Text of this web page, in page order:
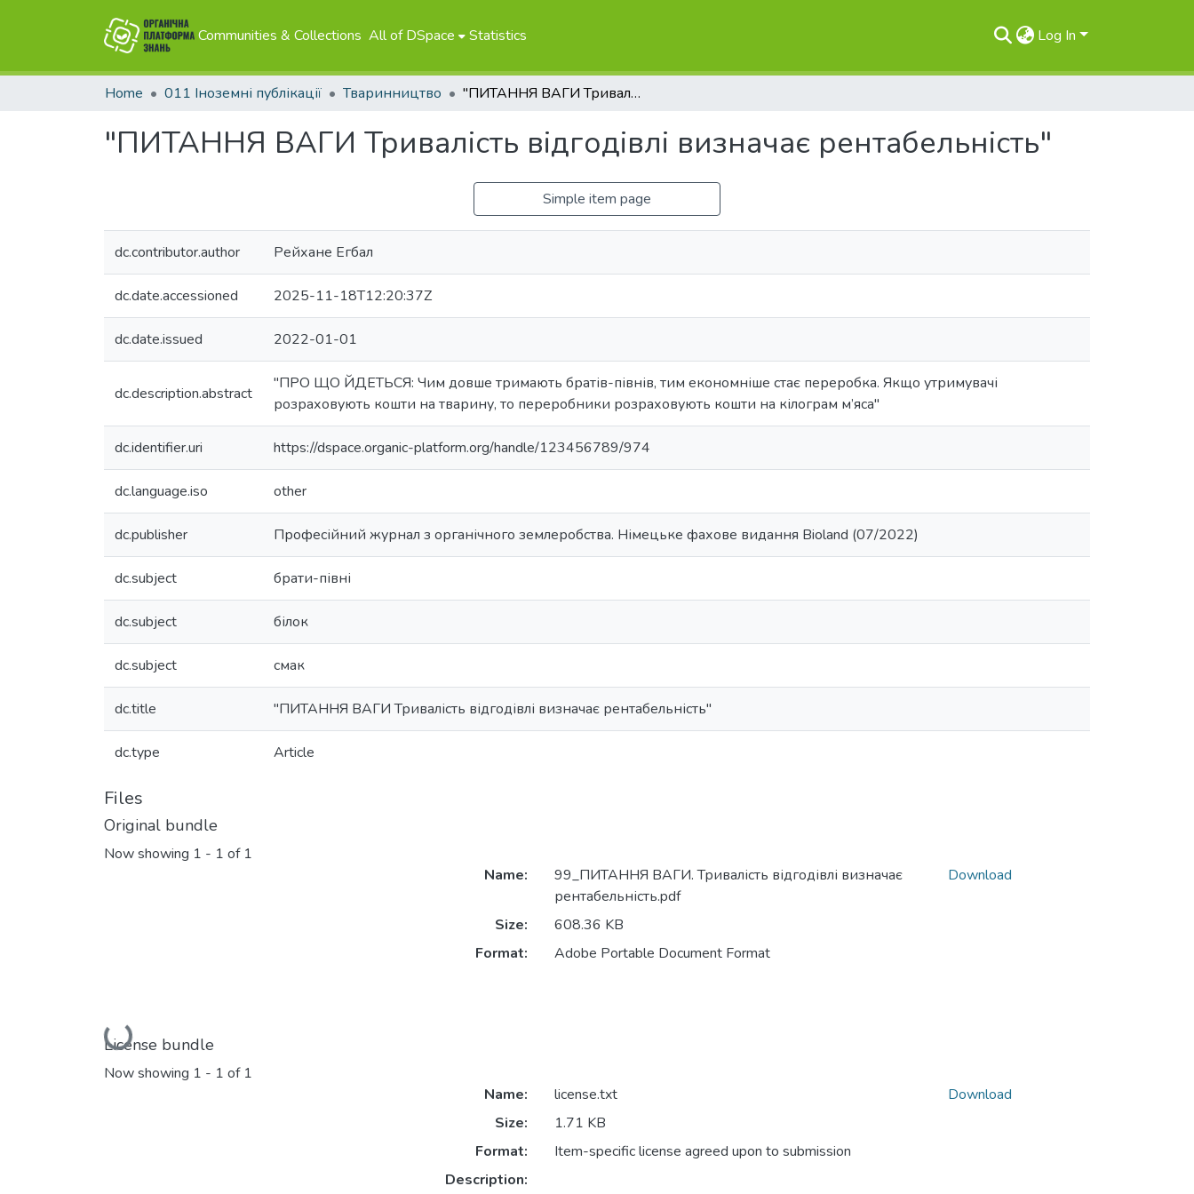
Communities & Collections All of DSpace Statistics Log In
Home 011 Іноземні публікації Тваринництво "ПИТАННЯ ВАГИ Тривалість відгодівлі визначає рентабельність"
"ПИТАННЯ ВАГИ Тривалість відгодівлі визначає рентабельність"
Simple item page
dc.contributor.author Рейхане Егбал
dc.date.accessioned 2025-11-18T12:20:37Z
dc.date.issued 2022-01-01
dc.description.abstract
"ПРО ЩО ЙДЕТЬСЯ: Чим довше тримають братів-півнів, тим економніше стає переробка. Якщо утримувачі
розраховують кошти на тварину, то переробники розраховують кошти на кілограм м’яса"
dc.identifier.uri https://dspace.organic-platform.org/handle/123456789/974
dc.language.iso other
dc.publisher Професійний журнал з органічного землеробства. Німецьке фахове видання Bioland (07/2022)
dc.subject брати-півні
dc.subject білок
dc.subject смак
dc.title "ПИТАННЯ ВАГИ Тривалість відгодівлі визначає рентабельність"
dc.type Article
Files
Original bundle
Now showing 1 - 1 of 1
Loading...
Name:
99_ПИТАННЯ ВАГИ. Тривалість відгодівлі визначає
рентабельність.pdf
Size:
608.36 KB
Format:
Adobe Portable Document Format
Download
License bundle
Now showing 1 - 1 of 1
Name:
license.txt
Size:
1.71 KB
Format:
Item-specific license agreed upon to submission
Description:
Download